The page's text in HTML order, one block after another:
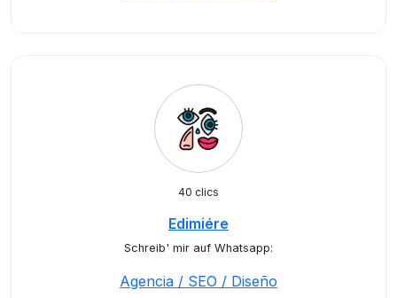
40 clics
Edimiére
Schreib' mir auf Whatsapp:
Agencia / SEO / Diseño